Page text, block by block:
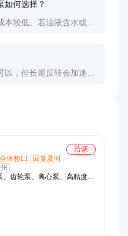
如何选择？
本较低。若油液含水或有
以，但长期反转会加速磨
洽谈
体验L1
回复及时
齿轮泵、离心泵、高粘度
泵、渣油泵、酸奶泵、隔膜
泵、曲杆泵、柴油泵、猪粪
泵